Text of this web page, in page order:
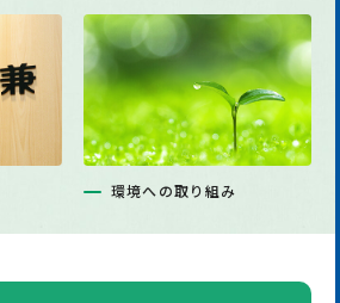
環境への取り組み